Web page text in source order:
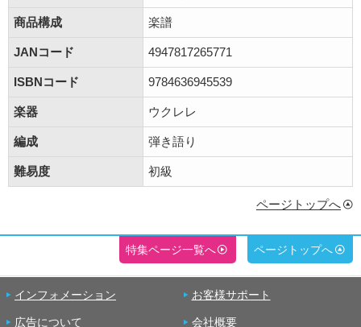
商品構成 楽譜
JANコード 4947817265771
ISBNコード 9784636945539
楽器 ウクレレ
編成 弾き語り
難易度 初級
ページトップへ
特集ページ一覧へ ページトップへ
インフォメーション お客様サポート
広告について 会社概要